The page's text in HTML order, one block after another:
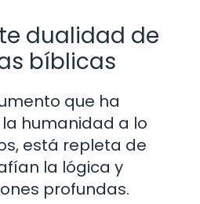
dualidad de
bíblicas
que ha
humanidad a lo
está repleta de
la lógica y
profundas.